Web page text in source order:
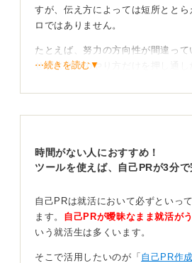
すが、伝え方によっては短所とと
ロではありません。
たとえば、努力の方向性が間違っ
せずに自分のやり方だけを押し通し
ネガティブな評価につながるリス
することが大切です。
「ただひたすら頑張るのではなく、
⋯続きを読む▼
時間がない人におすすめ！
ツールを使えば、自己PRが3分
自己PRは就活において必ずといっ
ます。 自己PRが曖昧なまま就活が
いう就活生は多くいます。
そこで活用したいのが「 自己PR作